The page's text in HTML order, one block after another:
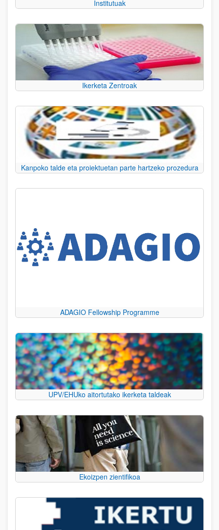
Institutuak
Ikerketa Zentroak
Kanpoko talde eta proiektuetan parte hartzeko prozedura
ADAGIO Fellowship Programme
UPV/EHUko aitortutako ikerketa taldeak
Ekoizpen zientifikoa